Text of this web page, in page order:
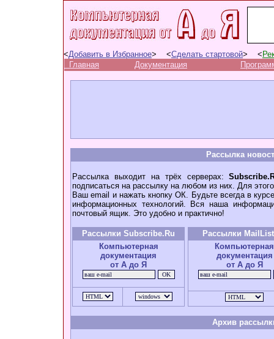
<Добавить в Избранное> <Сделать стартовой> <
Главная
Документация
Рассылка
Рассылка выходит на трёх серверах:
подписаться на рассылку на любом из них. Для
Ваш email и нажать кнопку ОК. Будьте всегда в
информационных технологий. Вся наша
почтовый ящик. Это удобно и практично!
Рассылки Subscribe.Ru
Компьютерная
документация
от А до Я
Рассылки
Компьютерная
документация
от А до Я
Архив